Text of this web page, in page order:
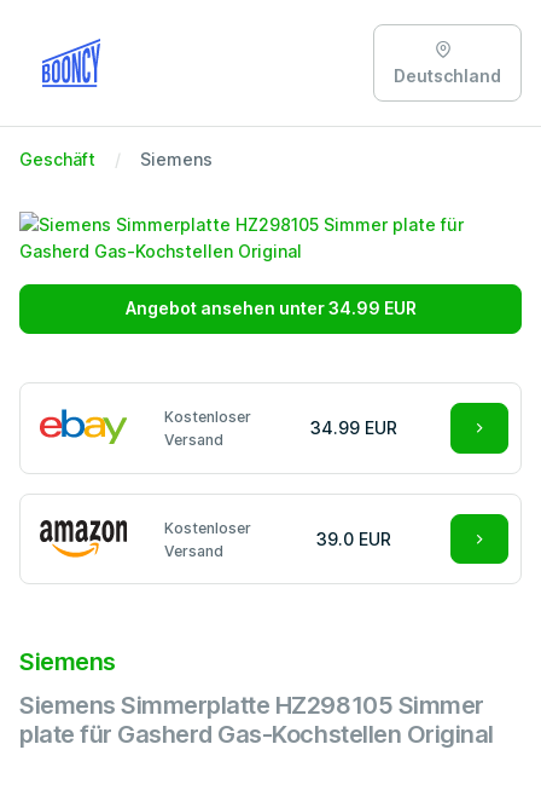
Deutschland
Geschäft Siemens
Angebot ansehen unter 34.99 EUR
Kostenloser
Versand
34.99 EUR
Kostenloser
Versand
39.0 EUR
Siemens
Siemens Simmerplatte HZ298105 Simmer
plate für Gasherd Gas-Kochstellen Original